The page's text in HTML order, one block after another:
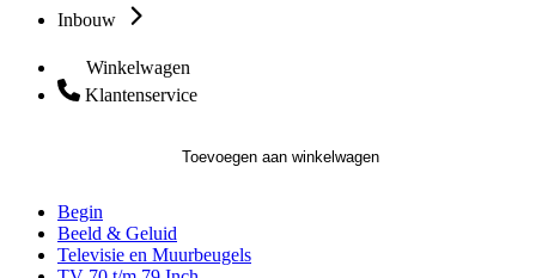
Inbouw
Winkelwagen
Klantenservice
Toevoegen aan winkelwagen
Begin
Beeld & Geluid
Televisie en Muurbeugels